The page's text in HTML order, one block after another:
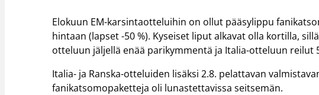
Elokuun EM-karsintaotteluihin on ollut pääsylippu
hintaan (lapset -50 %). Kyseiset liput alkavat olla kortilla,
otteluun jäljellä enää parikymmentä ja Italia-otteluun reilut
Italia- ja Ranska-otteluiden lisäksi 2.8. pelattavan
fanikatsomopaketteja oli lunastettavissa seitsemän.